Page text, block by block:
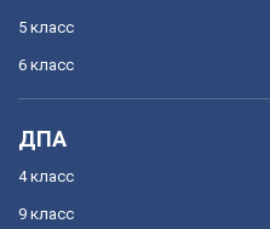
5 класс
6 класс
ДПА
4 класс
9 класс